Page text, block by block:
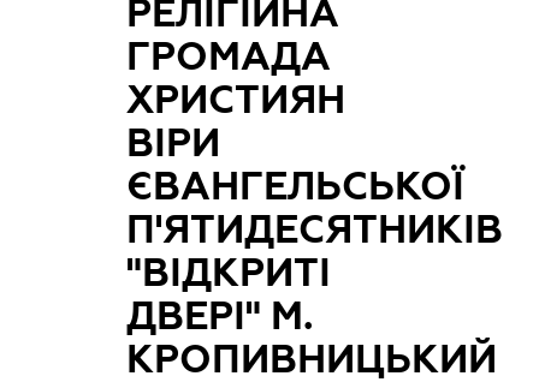
РЕЛІГІЙНА
ГРОМАДА
ХРИСТИЯН
ВІРИ
ЄВАНГЕЛЬСЬКОЇ
П'ЯТИДЕСЯТНИКІВ
"ВІДКРИТІ
ДВЕРІ" М.
КРОПИВНИЦЬКИЙ